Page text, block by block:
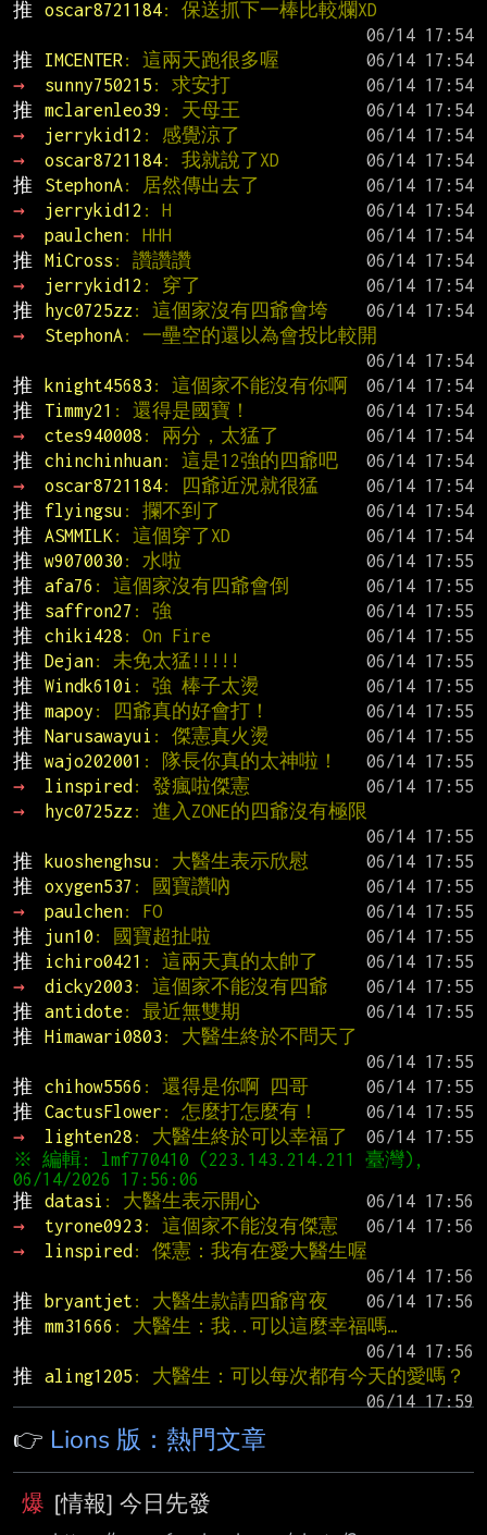
推
oscar8721184: 保送抓下一棒比較爛XD
推
IMCENTER : 這兩天跑很多喔
→
sunny750215 : 求安打
推
mclarenleo39 : 天母王
→
jerrykid12 : 感覺涼了
→
oscar8721184: 我就說了XD
推
StephonA: 居然傳出去了
→
jerrykid12 : H
→
paulchen: HHH
推
MiCross : 讚讚讚
→
jerrykid12 : 穿了
推
hyc0725zz : 這個家沒有四爺會垮
→
StephonA: 一壘空的還以為會投比較開
推
knight45683 : 這個家不能沒有你啊
推
Timmy21 : 還得是國寶！
→
ctes940008 : 兩分，太猛了
推
chinchinhuan: 這是12強的四爺吧
→
oscar8721184: 四爺近況就很猛
推
flyingsu : 攔不到了
推
ASMMILK : 這個穿了XD
推
w9070030 : 水啦
推
afa76 : 這個家沒有四爺會倒
推
saffron27 : 強
推
chiki428 : On Fire
推
Dejan: 未免太猛!!!!!
推
Windk610i : 強 棒子太燙
推
mapoy : 四爺真的好會打！
推
Narusawayui : 傑憲真火燙
推
wajo202001 : 隊長你真的太神啦！
→
linspired : 發瘋啦傑憲
→
hyc0725zz : 進入ZONE的四爺沒有極限
推
kuoshenghsu : 大醫生表示欣慰
推
oxygen537 : 國寶讚吶
→
paulchen: FO
推
jun10 : 國寶超扯啦
推
ichiro0421 : 這兩天真的太帥了
→
dicky2003 : 這個家不能沒有四爺
推
antidote : 最近無雙期
推
Himawari0803 : 大醫生終於不問天了
推
chihow5566 : 還得是你啊 四哥
推
CactusFlower : 怎麼打怎麼有！
→
lighten28 : 大醫生終於可以幸福了
※ 編輯: lmf770410 (223.143.214.211 臺灣),
推
datasi : 大醫生表示開心
→
tyrone0923 : 這個家不能沒有傑憲
→
linspired : 傑憲：我有在愛大醫生喔
推
bryantjet : 大醫生款請四爺宵夜
推
mm31666 : 大醫生：我..可以這麼幸福嗎…
推
aling1205 : 大醫生：可以每次都有今天的愛嗎？
👉 Lions 版：熱門文章
爆 [情報] 今日先發